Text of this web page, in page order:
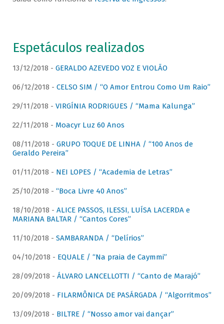
Espetáculos realizados
13/12/2018 - GERALDO AZEVEDO VOZ E VIOLÃO
06/12/2018 - CELSO SIM / “O Amor Entrou Como Um Raio”
29/11/2018 - VIRGÍNIA RODRIGUES / “Mama Kalunga”
22/11/2018 - Moacyr Luz 60 Anos
08/11/2018 - GRUPO TOQUE DE LINHA / “100 Anos de
Geraldo Pereira”
01/11/2018 - NEI LOPES / “Academia de Letras”
25/10/2018 - “Boca Livre 40 Anos”
18/10/2018 - ALICE PASSOS, ILESSI, LUÍSA LACERDA e
MARIANA BALTAR / “Cantos Cores”
11/10/2018 - SAMBARANDA / “Delírios”
04/10/2018 - EQUALE / “Na praia de Caymmi”
28/09/2018 - ÁLVARO LANCELLOTTI / “Canto de Marajó”
20/09/2018 - FILARMÔNICA DE PASÁRGADA / “Algorritmos”
13/09/2018 - BILTRE / “Nosso amor vai dançar”